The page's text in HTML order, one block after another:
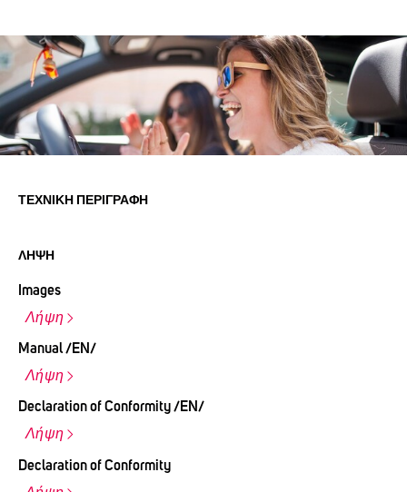
ΤΕΧΝΙΚΉ ΠΕΡΙΓΡΑΦΉ
ΛΉΨΗ
Images
Λήψη
Manual /EN/
Λήψη
Declaration of Conformity /EN/
Λήψη
Declaration of Conformity